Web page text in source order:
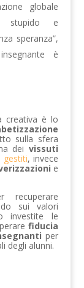
globale
stupido e
speranza”,
è
creativa è lo
sulla sfera
dei vissuti
gestiti, invece
e
sui valori
investite le
fiducia
per
degli alunni.